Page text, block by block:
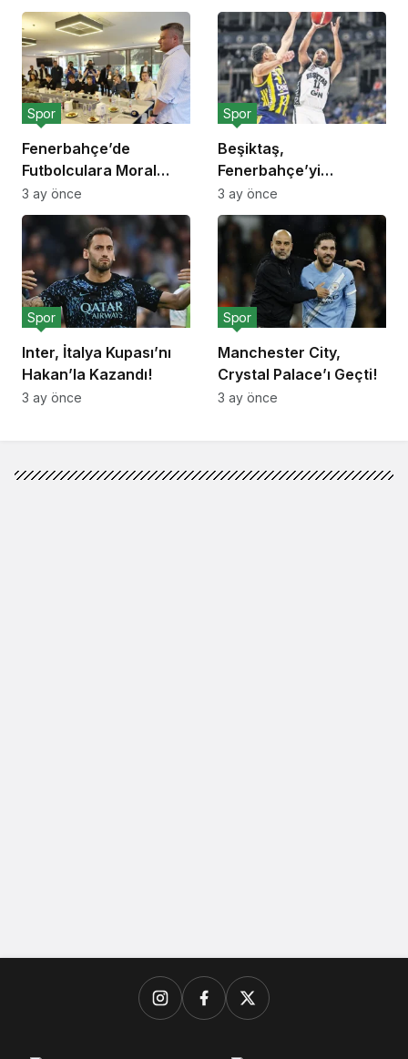
Fenerbahçe’de
Futbolculara Moral
Yemeği!
Spor
3 ay önce
Beşiktaş,
Fenerbahçe’yi
Deplasmanda Yendi!
Spor
3 ay önce
Inter, İtalya Kupası’nı
Hakan’la Kazandı!
Spor
3 ay önce
Manchester City,
Crystal Palace’ı Geçti!
Spor
3 ay önce